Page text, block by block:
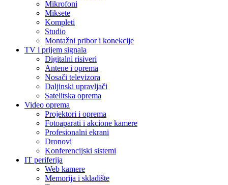
Mikrofoni
Miksete
Kompleti
Studio
Montažni pribor i konekcije
TV i prijem signala
Digitalni risiveri
Antene i oprema
Nosači televizora
Daljinski upravljači
Satelitska oprema
Video oprema
Projektori i oprema
Fotoaparati i akcione kamere
Profesionalni ekrani
Dronovi
Konferencijski sistemi
IT periferija
Web kamere
Memorija i skladište